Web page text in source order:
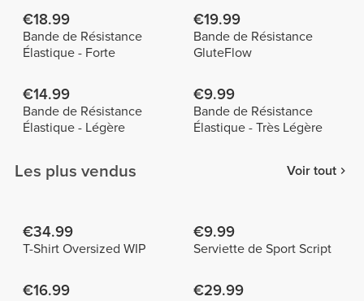
€18.99
Bande de Résistance
Élastique - Forte
€19.99
Bande de Résistance
GluteFlow
€14.99
Bande de Résistance
Élastique - Légère
€9.99
Bande de Résistance
Élastique - Très Légère
Les plus vendus Voir tout
€34.99
T-Shirt Oversized WIP
€9.99
Serviette de Sport Script
€16.99 €29.99